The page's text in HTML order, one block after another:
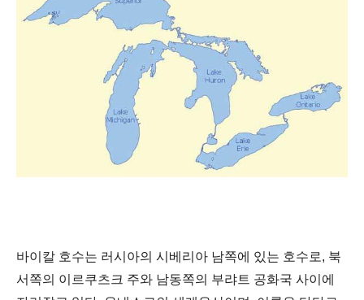
바이칼 호수는 러시아의 시베리아 남쪽에 있는 호수로, 북
서쪽의 이르쿠츠크 주와 남동쪽의 부랴트 공화국 사이에